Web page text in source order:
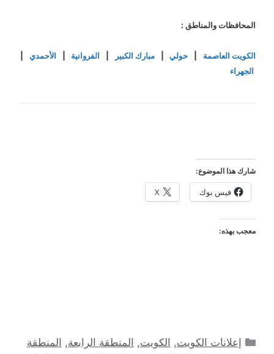
المحافظات والمناطق :
الكويت العاصمة حولي|مبارك الكبير الفروانية الأحمدي
الجهراء
شارك هذا الموضوع:
فيس بوك X
معجب بهذه:
التصنيفات
إعلانات الكويت, الكويت, المنطقة الرابعة, المنطقة